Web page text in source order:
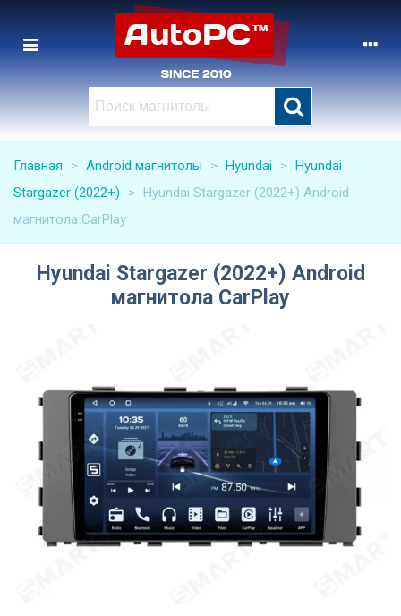
Главная > Android магнитолы > Hyundai > Hyundai
Stargazer (2022+)
> Hyundai Stargazer (2022+) Android
магнитола CarPlay
Hyundai Stargazer (2022+) Android
магнитола CarPlay